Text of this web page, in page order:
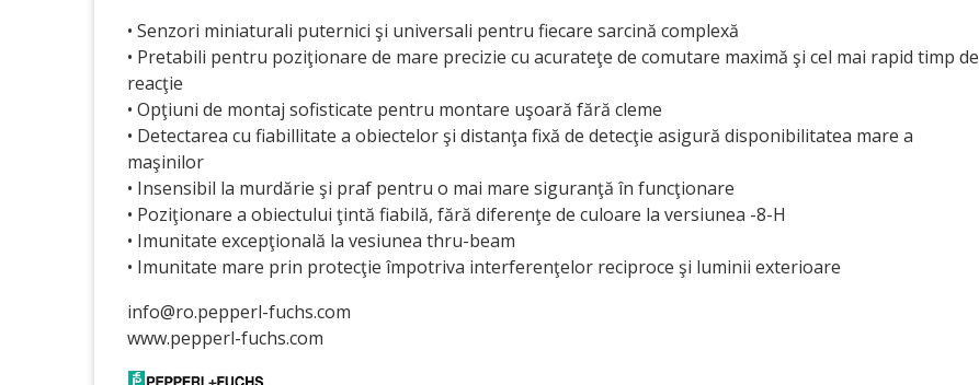
• Senzori miniaturali puternici şi universali pentru fiecare sarcină complexă
• Pretabili pentru poziţionare de mare precizie cu acurateţe de comutare maximă şi cel mai rapid timp de
reacţie
• Opţiuni de montaj sofisticate pentru montare uşoară fără cleme
• Detectarea cu fiabillitate a obiectelor şi distanţa fixă de detecţie asigură disponibilitatea mare a
maşinilor
• Insensibil la murdărie şi praf pentru o mai mare siguranţă în funcţionare
• Poziţionare a obiectului ţintă fiabilă, fără diferenţe de culoare la versiunea -8-H
• Imunitate excepţională la vesiunea thru-beam
• Imunitate mare prin protecţie împotriva interferenţelor reciproce şi luminii exterioare
info@ro.pepperl-fuchs.com
www.pepperl-fuchs.com